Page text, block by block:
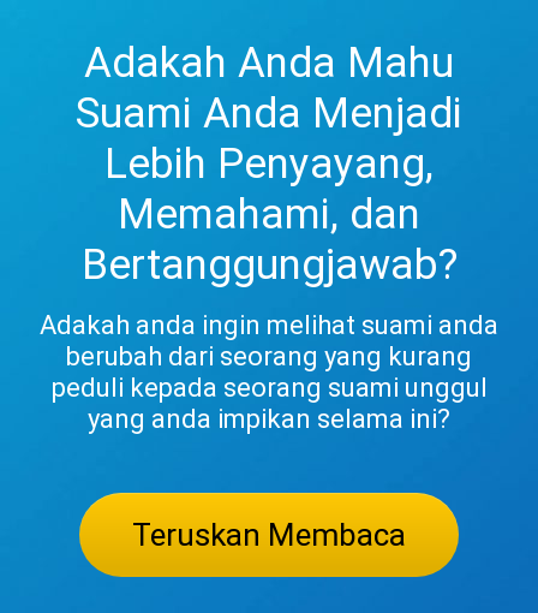
Adakah Anda Mahu
Suami Anda Menjadi
Lebih Penyayang,
Memahami, dan
Bertanggungjawab?
Adakah anda ingin melihat suami anda
berubah dari seorang yang kurang
peduli kepada seorang suami unggul
yang anda impikan selama ini?
Teruskan Membaca